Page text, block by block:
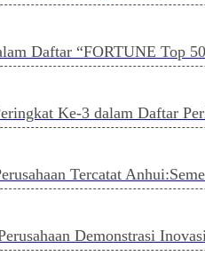
Daftar “FORTUNE Top
Ke-3 dalam Daftar
Tercatat
Demonstrasi